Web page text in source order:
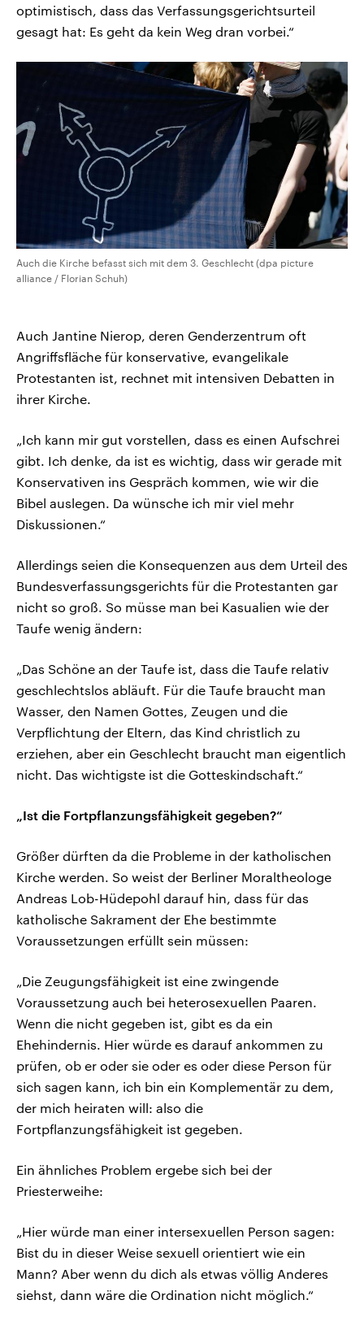
optimistisch, dass das Verfassungsgerichtsurteil
gesagt hat: Es geht da kein Weg dran vorbei.“
Auch die Kirche befasst sich mit dem 3. Geschlecht (dpa picture
alliance / Florian Schuh)
Auch Jantine Nierop, deren Genderzentrum oft
Angriffsfläche für konservative, evangelikale
Protestanten ist, rechnet mit intensiven Debatten in
ihrer Kirche.
„Ich kann mir gut vorstellen, dass es einen Aufschrei
gibt. Ich denke, da ist es wichtig, dass wir gerade mit
Konservativen ins Gespräch kommen, wie wir die
Bibel auslegen. Da wünsche ich mir viel mehr
Diskussionen.“
Allerdings seien die Konsequenzen aus dem Urteil des
Bundesverfassungsgerichts für die Protestanten gar
nicht so groß. So müsse man bei Kasualien wie der
Taufe wenig ändern:
„Das Schöne an der Taufe ist, dass die Taufe relativ
geschlechtslos abläuft. Für die Taufe braucht man
Wasser, den Namen Gottes, Zeugen und die
Verpflichtung der Eltern, das Kind christlich zu
erziehen, aber ein Geschlecht braucht man eigentlich
nicht. Das wichtigste ist die Gotteskindschaft.“
„Ist die Fortpflanzungsfähigkeit gegeben?“
Größer dürften da die Probleme in der katholischen
Kirche werden. So weist der Berliner Moraltheologe
Andreas Lob-Hüdepohl darauf hin, dass für das
katholische Sakrament der Ehe bestimmte
Voraussetzungen erfüllt sein müssen:
„Die Zeugungsfähigkeit ist eine zwingende
Voraussetzung auch bei heterosexuellen Paaren.
Wenn die nicht gegeben ist, gibt es da ein
Ehehindernis. Hier würde es darauf ankommen zu
prüfen, ob er oder sie oder es oder diese Person für
sich sagen kann, ich bin ein Komplementär zu dem,
der mich heiraten will: also die
Fortpflanzungsfähigkeit ist gegeben.
Ein ähnliches Problem ergebe sich bei der
Priesterweihe:
„Hier würde man einer intersexuellen Person sagen:
Bist du in dieser Weise sexuell orientiert wie ein
Mann? Aber wenn du dich als etwas völlig Anderes
siehst, dann wäre die Ordination nicht möglich.“